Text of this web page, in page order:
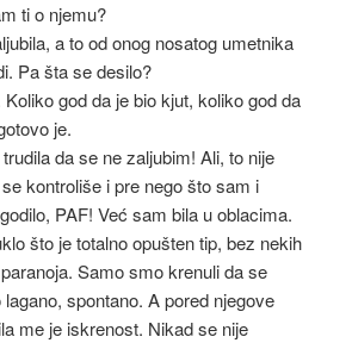
ti o njemu?
a to od onog nosatog umetnika
Pa šta se desilo?
god da je bio kjut, koliko god da
je.
da se ne zaljubim! Ali, to nije
kontroliše i pre nego što sam i
PAF! Već sam bila u oblacima.
što je totalno opušten tip, bez nekih
Samo smo krenuli da se
spontano. A pored njegove
me je iskrenost. Nikad se nije